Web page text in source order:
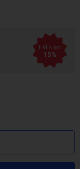
Tiết kiệm
15%